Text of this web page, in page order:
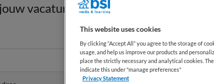
vacatures eenvoudig te beheren
This website uses cookies
By clicking “Accept All” you agree to the storage of
usage, and help us improve our products and
place the strictly necessary and analytical cookies.
indicate this under "manage preferences"
Privacy Statement